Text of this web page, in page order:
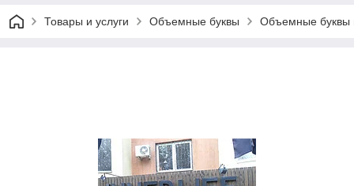
Товары и услуги Объемные буквы Объемные буквы